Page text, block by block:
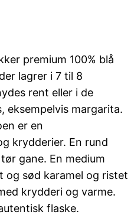
premium 100% blå
lagrer i 7 til 8
rent eller i de
eksempelvis margarita.
er en
krydderier. En rund
gane. En medium
og sød karamel og ristet
krydderi og varme.
flaske.